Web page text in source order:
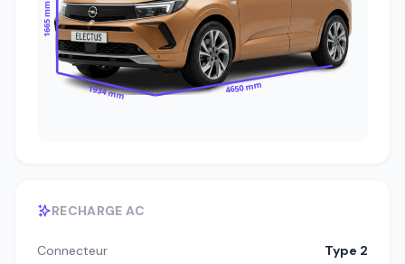
1665 mm
1934 mm 4650 mm
RECHARGE AC
Connecteur Type 2